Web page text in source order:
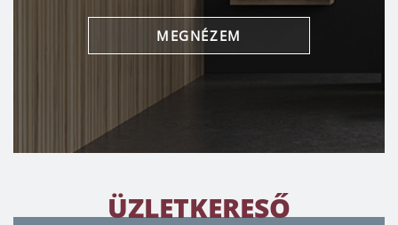
MEGNÉZEM
ÜZLETKERESŐ